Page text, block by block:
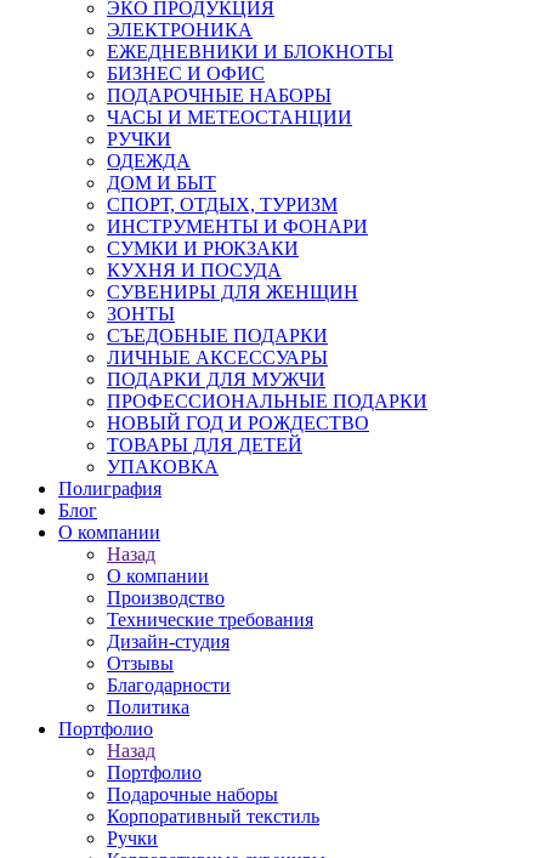
ЭКО ПРОДУКЦИЯ
ЭЛЕКТРОНИКА
ЕЖЕДНЕВНИКИ И БЛОКНОТЫ
БИЗНЕС И ОФИС
ПОДАРОЧНЫЕ НАБОРЫ
ЧАСЫ И МЕТЕОСТАНЦИИ
РУЧКИ
ОДЕЖДА
ДОМ И БЫТ
СПОРТ, ОТДЫХ, ТУРИЗМ
ИНСТРУМЕНТЫ И ФОНАРИ
СУМКИ И РЮКЗАКИ
КУХНЯ И ПОСУДА
СУВЕНИРЫ ДЛЯ ЖЕНЩИН
ЗОНТЫ
СЪЕДОБНЫЕ ПОДАРКИ
ЛИЧНЫЕ АКСЕССУАРЫ
ПОДАРКИ ДЛЯ МУЖЧИ
ПРОФЕССИОНАЛЬНЫЕ ПОДАРКИ
НОВЫЙ ГОД И РОЖДЕСТВО
ТОВАРЫ ДЛЯ ДЕТЕЙ
УПАКОВКА
Полиграфия
Блог
О компании
Назад
О компании
Производство
Технические требования
Дизайн-студия
Отзывы
Благодарности
Политика
Портфолио
Назад
Портфолио
Подарочные наборы
Корпоративный текстиль
Ручки